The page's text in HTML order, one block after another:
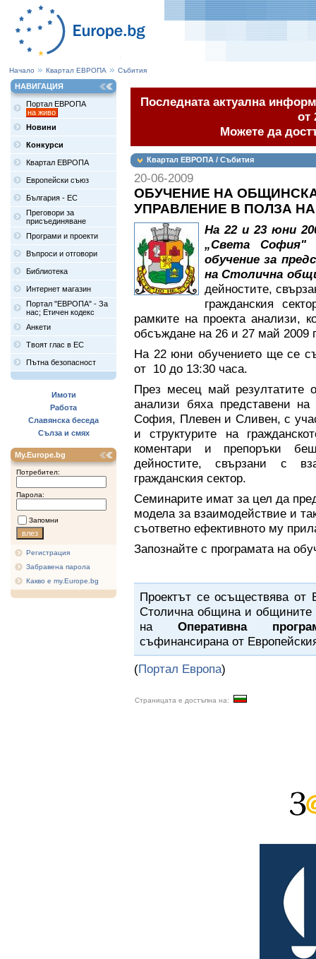
Начало Квартал ЕВРОПА Събития
НАВИГАЦИЯ
Портал ЕВРОПА
на живо
Новини
Конкурси
Квартал ЕВРОПА
Европейски съюз
България - ЕС
Преговори за
присъединяване
Програми и проекти
Въпроси и отговори
Библиотека
Интернет магазин
Портал "ЕВРОПА" - За
нас; Етичен кодекс
Анкети
Твоят глас в ЕС
Пътна безопасност
Имоти
Работа
Славянска беседа
Сълза и смях
My.Europe.bg
Потребител:
Парола:
Запомни
Регистрация
Забравена парола
Какво е my.Europe.bg
Последната актуална
от
Можете да
Квартал ЕВРОПА / Събития
20-06-2009
ОБУЧЕНИЕ НА
УПРАВЛЕНИЕ В ПОЛЗА
На 22 и 23 юни
„Света
обучение за
на Столична
дейностите,
гражданския
рамките на проекта анализи,
обсъждане на 26 и 27 май 2009
На 22 юни обучението ще се
от 10 до 13:30 часа.
През месец май резултатите
анализи бяха представени
София, Плевен и Сливен, с
и структурите на
коментари и препоръки
дейностите, свързани с
гражданския сектор.
Семинарите имат за цел да
модела за взаимодействие и
съответно ефективното му
Запознайте с програмата на
Проектът се осъществява от
Столична община и общините
на Оперативна
съфинансирана от
(Портал Европа)
Страницата е достъпна на: